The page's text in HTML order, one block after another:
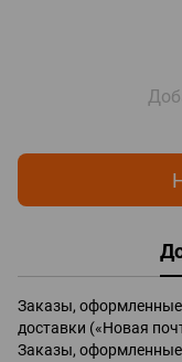
Заказы,
доставки («Новая
Заказы,